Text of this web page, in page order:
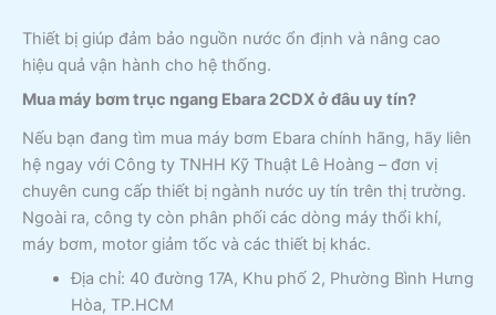
Thiết bị giúp đảm bảo nguồn nước ổn định và nâng cao
hiệu quả vận hành cho hệ thống.
Mua máy bơm trục ngang Ebara 2CDX ở đâu uy tín?
Nếu bạn đang tìm mua máy bơm Ebara chính hãng, hãy liên
hệ ngay với Công ty TNHH Kỹ Thuật Lê Hoàng – đơn vị
chuyên cung cấp thiết bị ngành nước uy tín trên thị trường.
Ngoài ra, công ty còn phân phối các dòng máy thổi khí,
máy bơm, motor giảm tốc và các thiết bị khác.
Địa chỉ: 40 đường 17A, Khu phố 2, Phường Bình Hưng
Hòa, TP.HCM